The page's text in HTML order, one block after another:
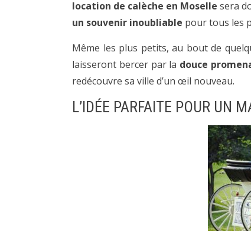
location de calèche en Moselle sera
un souvenir inoubliable pour tous les
Même les plus petits, au bout de
laisseront bercer par la douce
redécouvre sa ville d’un œil nouveau.
L’IDÉE PARFAITE POUR UN